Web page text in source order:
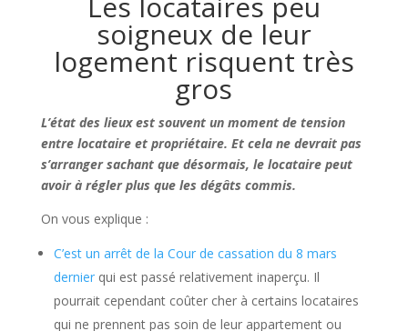
soigneux de leur
logement risquent très
gros
L’état des lieux est souvent un moment de tension
entre locataire et propriétaire. Et cela ne devrait pas
s’arranger sachant que désormais, le locataire peut
avoir à régler plus que les dégâts commis.
On vous explique :
C’est un arrêt de la Cour de cassation du 8 mars
dernierqui est passé relativement inaperçu. Il
pourrait cependant coûter cher à certains locataires
qui ne prennent pas soin de leur appartement ou